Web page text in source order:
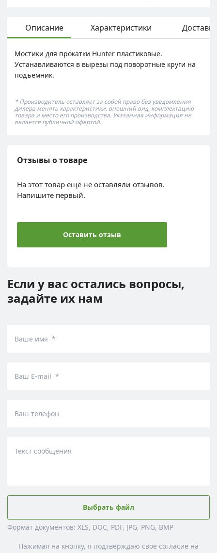
Описание Характеристики Доставка
Мостики для прокатки Hunter пластиковые.
Устанавливаются в вырезы под поворотные круги на
подъемник.
* Производитель оставляет за собой право без уведомления
дилера менять характеристики, внешний вид, комплектацию
товара и место его производства. Указанная информация не
является публичной офертой.
Отзывы о товаре
На этот товар ещё не оставляли отзывов.
Напишите первый.
Оставить отзыв
Если у вас остались вопросы,
задайте их нам
Ваше имя *
Ваш E-mail *
Ваш телефон
Текст сообщения
Выбрать файл
Формат документов: XLS, DOC, PDF, JPG, PNG, BMP
Нажимая на кнопку, я подтверждаю свое согласие на